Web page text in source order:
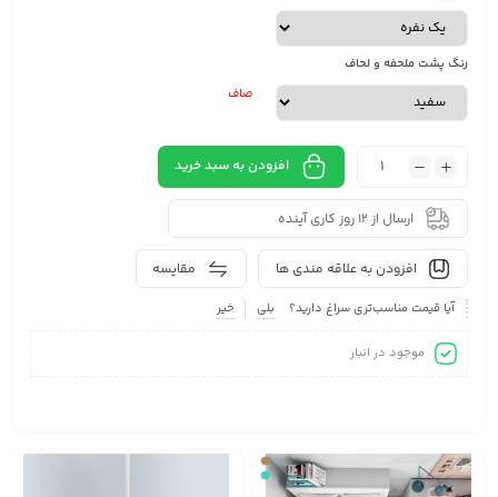
رنگ پشت ملحفه و لحاف
صاف
افزودن به سبد خرید
ارسال از 12 روز کاری آینده
مقایسه افزودن به علاقه مندی ها
آیا قیمت مناسب‌تری سراغ دارید؟ بلی خیر
موجود در انبار